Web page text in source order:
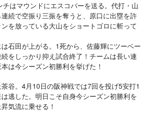
はマウンドにエスコバーを送る。代打・山
続で空振り三振を奪うと、原口に出塁を許
を放っている大山をショートゴロに斬って
石田が上がる。1死から、佐藤輝にツーベー
をしっかり抑え試合終了！チームは長い連
は今シーズン初勝利を挙げた！
谷。4月10日の阪神戦では7回を投げ5安打1
逃した。明日こそ自身今シーズン初勝利を
気流に乗せる！